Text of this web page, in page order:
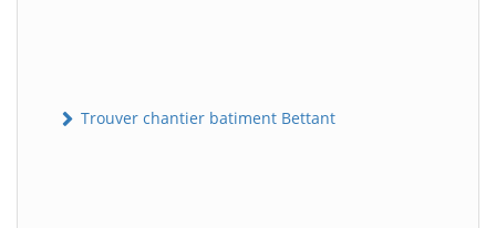
Trouver chantier batiment Bettant